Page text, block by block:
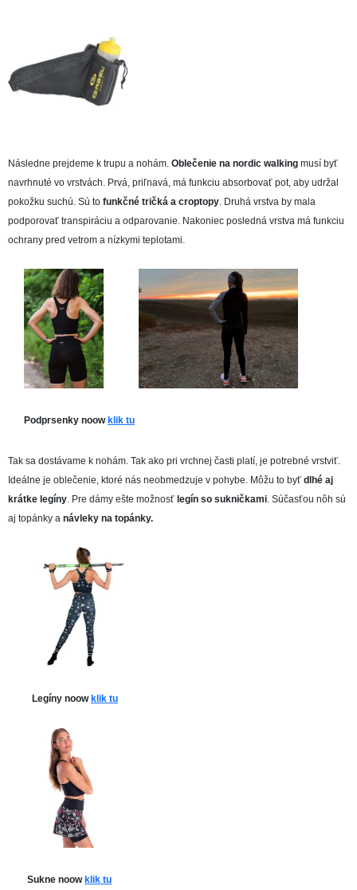
Následne prejdeme k trupu a nohám. Oblečenie na nordic walking musí byť
navrhnuté vo vrstvách. Prvá, priľnavá, má funkciu absorbovať pot, aby udržal
pokožku suchú. Sú to funkčné tričká a croptopy . Druhá vrstva by mala
podporovať transpiráciu a odparovanie. Nakoniec posledná vrstva má funkciu
ochrany pred vetrom a nízkymi teplotami.
Podprsenky noowklik tu
Tak sa dostávame k nohám. Tak ako pri vrchnej časti platí, je potrebné vrstviť.
Ideálne je oblečenie, ktoré nás neobmedzuje v pohybe. Môžu to byť dlhé aj
krátke legíny. Pre dámy ešte možnosť legín so sukničkami. Súčasťou nôh sú
aj topánky a návleky na topánky.
Legíny noowklik tu
Sukne noowklik tu